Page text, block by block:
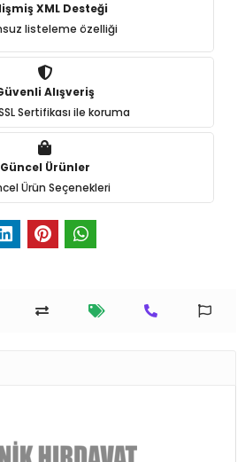
XML Desteği
listeleme özelliği
Alışveriş
Sertifikası ile koruma
Güncel Ürünler
Ürün Seçenekleri